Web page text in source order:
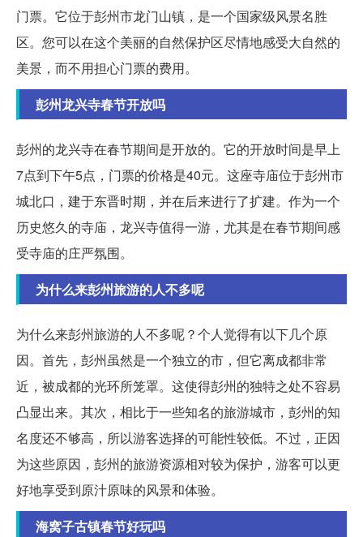
门票。它位于彭州市龙门山镇，是一个国家级风景名胜
区。您可以在这个美丽的自然保护区尽情地感受大自然的
美景，而不用担心门票的费用。
彭州龙兴寺春节开放吗
彭州的龙兴寺在春节期间是开放的。它的开放时间是早上
7点到下午5点，门票的价格是40元。这座寺庙位于彭州市
城北口，建于东晋时期，并在后来进行了扩建。作为一个
历史悠久的寺庙，龙兴寺值得一游，尤其是在春节期间感
受寺庙的庄严氛围。
为什么来彭州旅游的人不多呢
为什么来彭州旅游的人不多呢？个人觉得有以下几个原
因。首先，彭州虽然是一个独立的市，但它离成都非常
近，被成都的光环所笼罩。这使得彭州的独特之处不容易
凸显出来。其次，相比于一些知名的旅游城市，彭州的知
名度还不够高，所以游客选择的可能性较低。不过，正因
为这些原因，彭州的旅游资源相对较为保护，游客可以更
好地享受到原汁原味的风景和体验。
海窝子古镇春节好玩吗